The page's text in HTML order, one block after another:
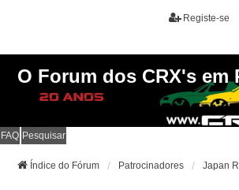
Registe-se
O Forum dos CRX's em
FAQ Pesquisar
Índice do Fórum Patrocinadores Japan